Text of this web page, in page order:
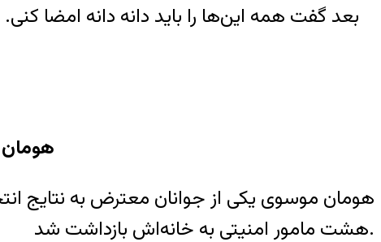
بعد گفت همه این‌ها را باید دانه دانه امضا
هشت مامور امنیتی به خانه‌اش بازداشت شد.